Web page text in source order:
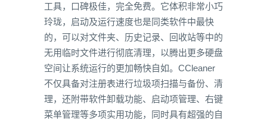
工具，口碑极佳，完全免费。它体积非常小巧
玲珑，启动及运行速度也是同类软件中最快
的，可以对文件夹、历史记录、回收站等中的
无用临时文件进行彻底清理，以腾出更多硬盘
空间让系统运行的更加畅快自如。CCleaner
不仅具备对注册表进行垃圾项扫描与备份、清
理，还附带软件卸载功能、启动项管理、右键
菜单管理等多项实用功能，同时具有超强的自